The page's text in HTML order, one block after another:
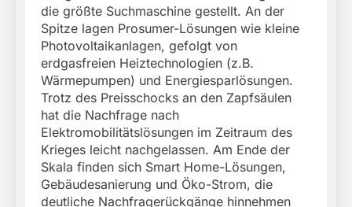
die größte Suchmaschine gestellt. An der
Spitze lagen Prosumer-Lösungen wie kleine
Photovoltaikanlagen, gefolgt von
erdgasfreien Heiztechnologien (z.B.
Wärmepumpen) und Energiesparlösungen.
Trotz des Preisschocks an den Zapfsäulen
hat die Nachfrage nach
Elektromobilitätslösungen im Zeitraum des
Krieges leicht nachgelassen. Am Ende der
Skala finden sich Smart Home-Lösungen,
Gebäudesanierung und Öko-Strom, die
deutliche Nachfragerückgänge hinnehmen